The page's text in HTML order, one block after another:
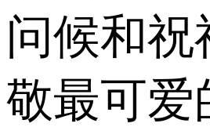
问候和祝
敬最可爱